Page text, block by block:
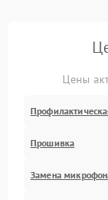
Цены
Прошивка
Замена